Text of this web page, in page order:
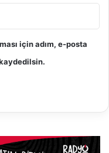
için adım, e-posta